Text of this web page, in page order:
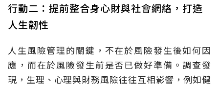
行動二：提前整合身心財與社會網絡，打造
人生韌性
人生風險管理的關鍵，不在於風險發生後如何因
應，而在於風險發生前是否已做好準備。調查發
現，生理、心理與財務風險往往互相影響，例如健